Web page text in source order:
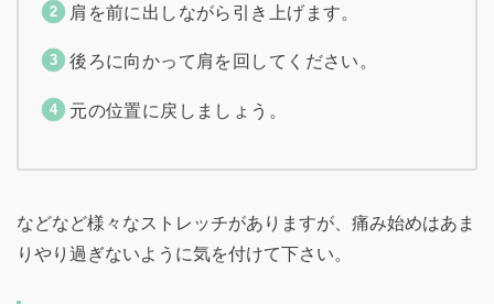
肩を前に出しながら引き上げます。
後ろに向かって肩を回してください。
元の位置に戻しましょう。
などなど様々なストレッチがありますが、痛み始めはあま
りやり過ぎないように気を付けて下さい。